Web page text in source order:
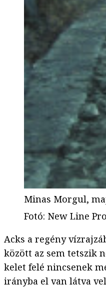
Minas Morgul,
Fotó: New Line
Acks a regény
között az sem tetszik
kelet felé nincsenek
irányba el van látva